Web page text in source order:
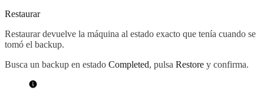
Restaurar
Restaurar devuelve la máquina al estado exacto que tenía cuando se
tomó el backup.
Busca un backup en estado Completed, pulsa Restore y confirma.